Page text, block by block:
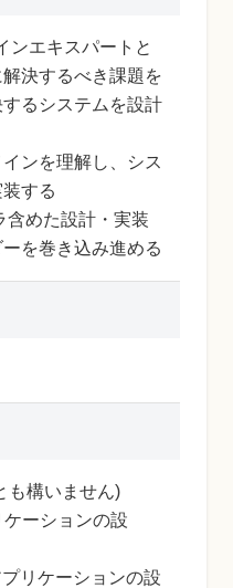
ンエキスパートと
決するべき課題を
るシステムを設計
ンを理解し、シス
する
含めた設計・実装
を巻き込み進める
も構いません)
ケーションの設
リケーションの設